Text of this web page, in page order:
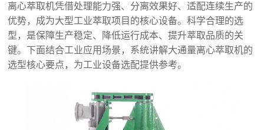
离心萃取机凭借处理能力强、分离效果好、适配连续生产的
优势，成为大型工业萃取项目的核心设备。科学合理的选
型，是保障生产稳定、降低运行成本、提升萃取品质的关
键。下面结合工业应用场景，系统讲解大通量离心萃取机的
选型核心要点，为工业设备选配提供参考。